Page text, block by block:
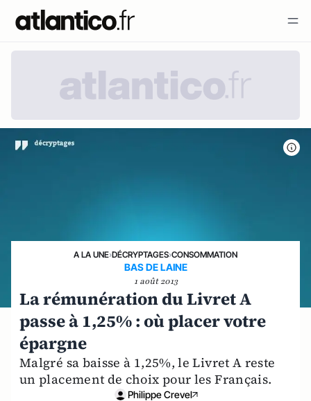
A LA UNE›DÉCRYPTAGES›CONSOMMATION
BAS DE LAINE
1 août 2013
La rémunération du Livret A
passe à 1,25% : où placer votre
épargne
Malgré sa baisse à 1,25%, le Livret A reste
un placement de choix pour les Français.
Philippe Crevel